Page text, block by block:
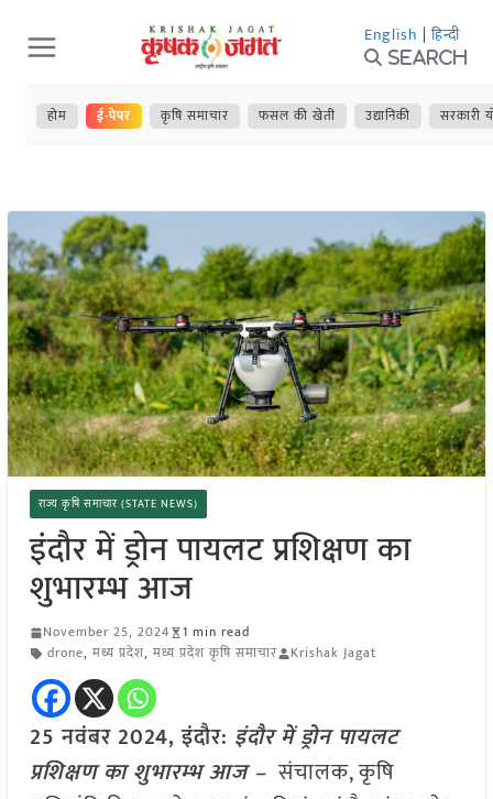
Skip
to
content
English | हिन्दी
Search
होम ई-पेपर कृषि समाचार फसल की खेती उद्यानिकी सरकारी
राज्य कृषि समाचार (STATE NEWS)
इंदौर में ड्रोन पायलट प्रशिक्षण का
शुभारम्भ आज
November 25, 2024
1 min read
drone, मध्य प्रदेश, मध्य प्रदेश कृषि समाचार Krishak Jagat
25 नवंबर 2024,इंदौर: इंदौर में ड्रोन पायलट
प्रशिक्षण का शुभारम्भ आज – संचालक, कृषि